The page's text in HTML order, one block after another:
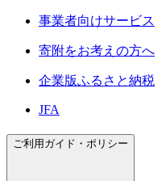
事業者向けサービス
寄附をお考えの方へ
企業版ふるさと納税
JFA
ご利用ガイド・ポリシー